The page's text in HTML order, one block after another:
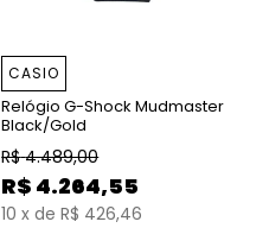
CASIO
Relógio G-Shock Mudmaster
Black/Gold
R$ 4.489,00
R$ 4.264,55
10 x de R$ 426,46